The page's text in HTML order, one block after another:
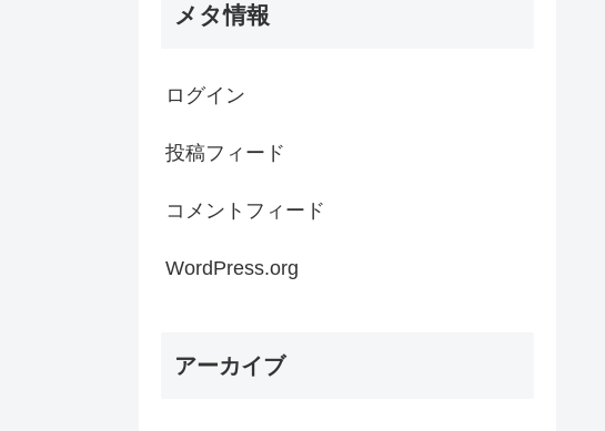
メタ情報
ログイン
投稿フィード
コメントフィード
WordPress.org
アーカイブ